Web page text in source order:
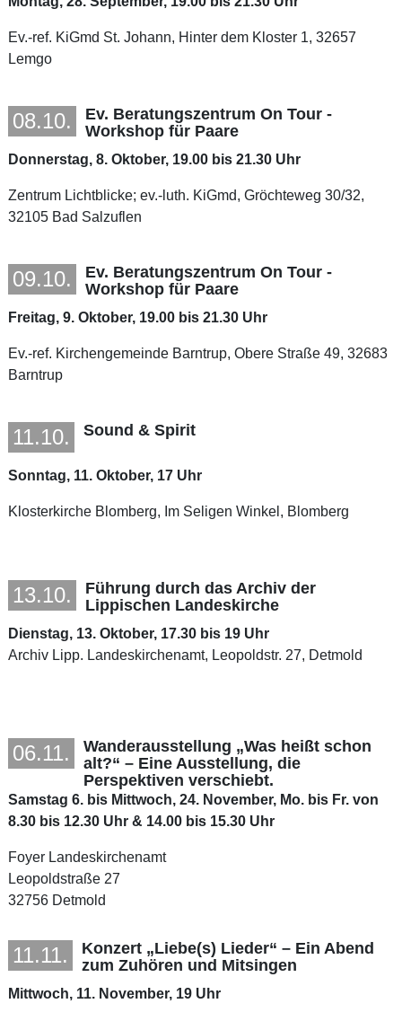
Ev.-ref. KiGmd St. Johann, Hinter dem Kloster 1, 32657
Lemgo
08.10.
Ev. Beratungszentrum On Tour -
Workshop für Paare
Donnerstag, 8. Oktober, 19.00 bis 21.30 Uhr
Zentrum Lichtblicke; ev.-luth. KiGmd, Gröchteweg 30/32,
32105 Bad Salzuflen
09.10.
Ev. Beratungszentrum On Tour -
Workshop für Paare
Freitag, 9. Oktober, 19.00 bis 21.30 Uhr
Ev.-ref. Kirchengemeinde Barntrup, Obere Straße 49, 32683
Barntrup
11.10. Sound & Spirit
Sonntag, 11. Oktober, 17 Uhr
Klosterkirche Blomberg, Im Seligen Winkel, Blomberg
13.10.
Führung durch das Archiv der
Lippischen Landeskirche
Dienstag, 13. Oktober, 17.30 bis 19 Uhr
Archiv Lipp. Landeskirchenamt, Leopoldstr. 27, Detmold
06.11.
Wanderausstellung „Was heißt schon
alt?“ – Eine Ausstellung, die
Perspektiven verschiebt.
Samstag 6. bis Mittwoch, 24. November, Mo. bis Fr. von
8.30 bis 12.30 Uhr & 14.00 bis 15.30 Uhr
Foyer Landeskirchenamt
Leopoldstraße 27
32756 Detmold
11.11.
Konzert „Liebe(s) Lieder“ – Ein Abend
zum Zuhören und Mitsingen
Mittwoch, 11. November, 19 Uhr